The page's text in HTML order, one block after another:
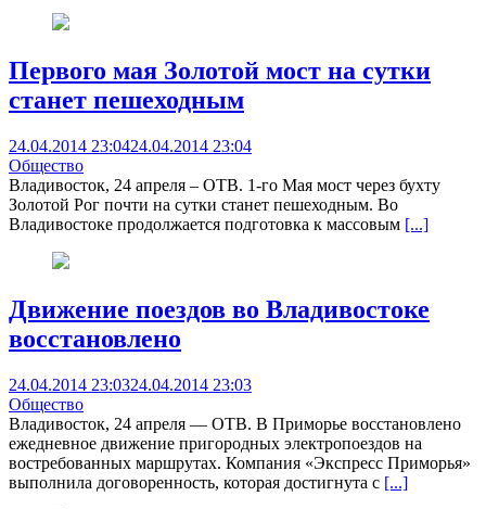
Первого мая Золотой мост на сутки
станет пешеходным
24.04.2014 23:0424.04.2014 23:04
Общество
Владивосток, 24 апреля – ОТВ. 1-го Мая мост через бухту
Золотой Рог почти на сутки станет пешеходным. Во
Владивостоке продолжается подготовка к массовым [...]
Движение поездов во Владивостоке
восстановлено
24.04.2014 23:0324.04.2014 23:03
Общество
Владивосток, 24 апреля — ОТВ. В Приморье восстановлено
ежедневное движение пригородных электропоездов на
востребованных маршрутах. Компания «Экспресс Приморья»
выполнила договоренность, которая достигнута с [...]